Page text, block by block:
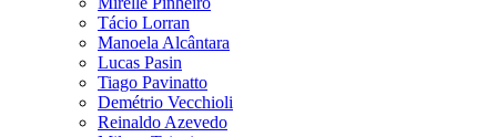
Tácio Lorran
Manoela Alcântara
Lucas Pasin
Tiago Pavinatto
Demétrio Vecchioli
Reinaldo Azevedo